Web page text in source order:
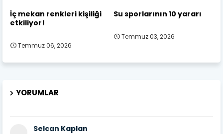
İç mekan renkleri kişiliği
etkiliyor!
Temmuz 06, 2026
Su sporlarının 10 yararı
Temmuz 03, 2026
YORUMLAR
Selcan Kaplan